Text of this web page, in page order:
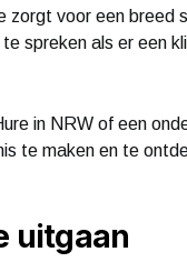
zorgt voor een breed
spreken als er een
in NRW of een
te maken en te
uitgaan